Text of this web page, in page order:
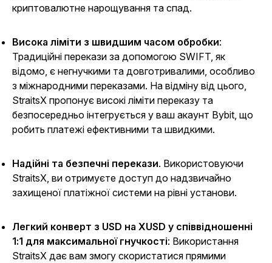
криптовалютне нарощування та спад.
Висока ліміти з швидшим часом обробки:
Традиційні перекази за допомогою SWIFT, як
відомо, є негнучкими та довготривалими, особливо
з міжнародними переказами. На відміну від цього,
StraitsX пропонує високі ліміти переказу та
безпосередньо інтегрується у ваш акаунт Bybit, що
робить платежі ефективними та швидкими.
Надійні та безпечні перекази. Використовуючи
StraitsX, ви отримуєте доступ до надзвичайно
захищеної платіжної системи на рівні установи.
Легкий конверт з USD на XUSD у співвідношенні
1:1 для максимальної гнучкості: Використання
StraitsX дає вам змогу скористатися прямими